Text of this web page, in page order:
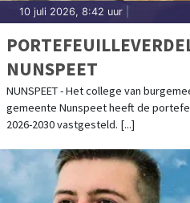
10 juli 2026, 8:42 uur
NUNSPEET
NUNSPEET - Het college van
gemeente Nunspeet heeft de
2026-2030 vastgesteld. [...]